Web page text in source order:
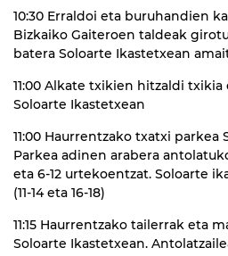
10:30 Erraldoi eta buruhandien
Bizkaiko Gaiteroen taldeak
batera Soloarte Ikastetxean
11:00 Alkate txikien hitzaldi
Soloarte Ikastetxean
11:00 Haurrentzako txatxi parkea
Parkea adinen arabera
eta 6-12 urtekoentzat. Soloarte
(11-14 eta 16-18)
11:15 Haurrentzako tailerrak eta
Soloarte Ikastetxean.